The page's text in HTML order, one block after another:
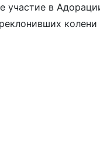
участие в